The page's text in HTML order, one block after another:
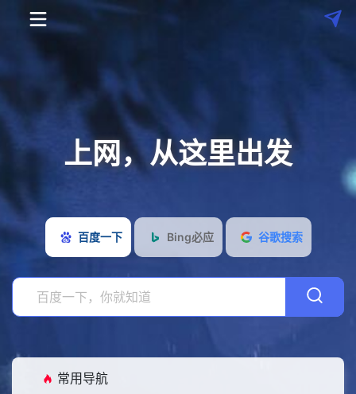
索
常
导
航
线
影
社
交
工
上网，从这里出发
百度一下 Bing必应 谷歌搜索
常用导航